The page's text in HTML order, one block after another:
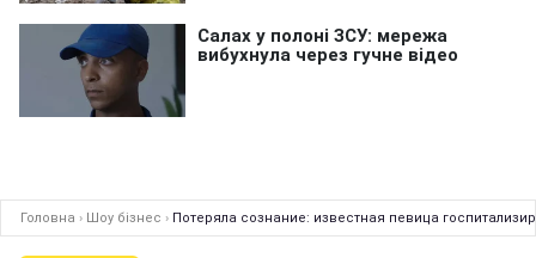
Головна › Шоу бізнес › Потеряла сознание: известная певица